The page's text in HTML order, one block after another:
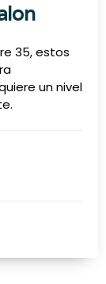
35, estos
un nivel